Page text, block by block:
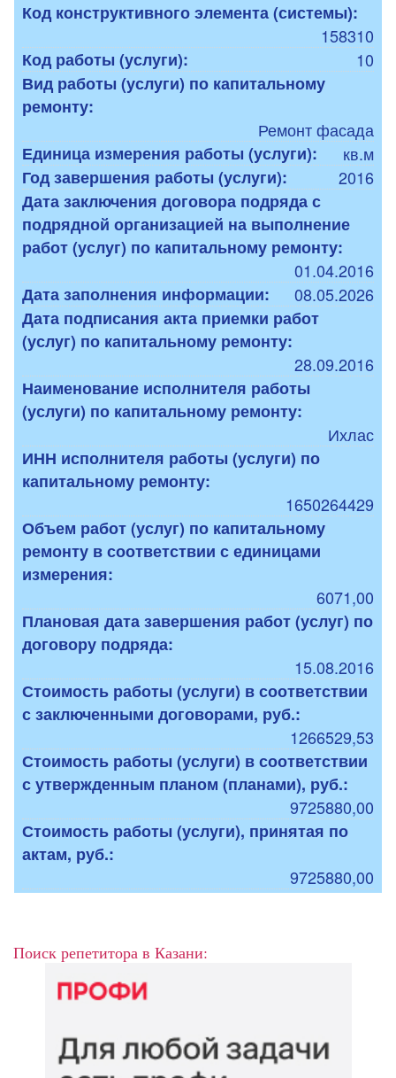
Код конструктивного элемента (системы):
158310
Код работы (услуги):
10
Вид работы (услуги) по капитальному
ремонту:
Ремонт фасада
Единица измерения работы (услуги):
кв.м
Год завершения работы (услуги):
2016
Дата заключения договора подряда с
подрядной организацией на выполнение
работ (услуг) по капитальному ремонту:
01.04.2016
Дата заполнения информации:
08.05.2026
Дата подписания акта приемки работ
(услуг) по капитальному ремонту:
28.09.2016
Наименование исполнителя работы
(услуги) по капитальному ремонту:
Ихлас
ИНН исполнителя работы (услуги) по
капитальному ремонту:
1650264429
Объем работ (услуг) по капитальному
ремонту в соответствии с единицами
измерения:
6071,00
Плановая дата завершения работ (услуг) по
договору подряда:
15.08.2016
Стоимость работы (услуги) в соответствии
с заключенными договорами, руб.:
1266529,53
Стоимость работы (услуги) в соответствии
с утвержденным планом (планами), руб.:
9725880,00
Стоимость работы (услуги), принятая по
актам, руб.:
9725880,00
Поиск репетитора в Казани: